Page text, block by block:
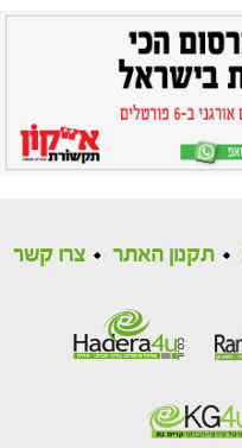
תקנון האתר צרו קשר